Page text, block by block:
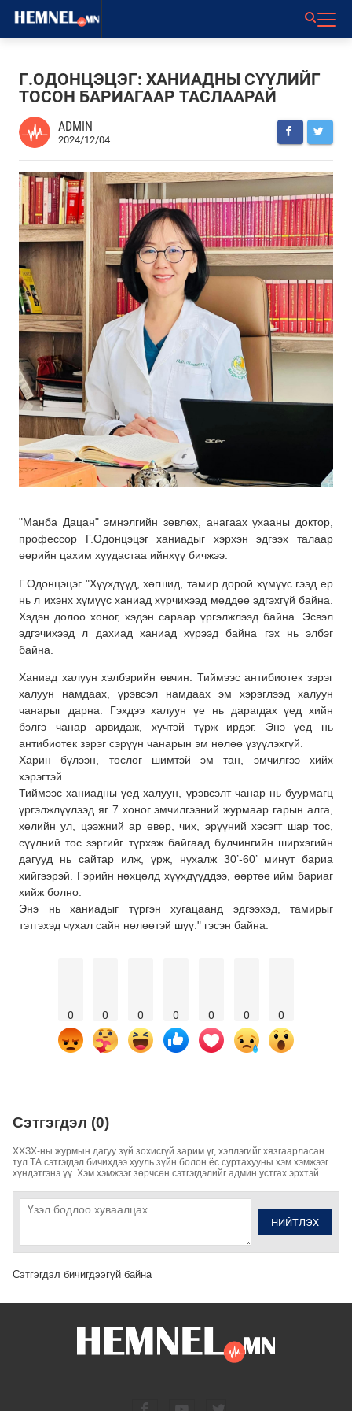
Г.ОДОНЦЭЦЭГ: ХАНИАДНЫ СҮҮЛИЙГ
ТОСОН БАРИАГААР ТАСЛААРАЙ
ADMIN
2024/12/04
"Манба Дацан" эмнэлгийн зөвлөх, анагаах ухааны доктор,
профессор Г.Одонцэцэг ханиадыг хэрхэн эдгээх талаар
өөрийн цахим хуудастаа ийнхүү бичжээ.
Г.Одонцэцэг "Хүүхдүүд, хөгшид, тамир дорой хүмүүс гээд ер
нь л ихэнх хүмүүс ханиад хүрчихээд мөддөө эдгэхгүй байна.
Хэдэн долоо хоног, хэдэн сараар үргэлжлээд байна. Эсвэл
эдгэчихээд л дахиад ханиад хүрээд байна гэх нь элбэг
байна.
Ханиад халуун хэлбэрийн өвчин. Тиймээс антибиотек зэрэг
халуун намдаах, үрэвсэл намдаах эм хэрэглээд халуун
чанарыг дарна. Гэхдээ халуун үе нь дарагдах үед хийн
бэлгэ чанар арвидаж, хүчтэй түрж ирдэг. Энэ үед нь
антибиотек зэрэг сэрүүн чанарын эм нөлөө үзүүлэхгүй.
Харин бүлээн, тослог шимтэй эм тан, эмчилгээ хийх
хэрэгтэй.
Тиймээс ханиадны үед халуун, үрэвсэлт чанар нь буурмагц
үргэлжлүүлээд яг 7 хоног эмчилгээний журмаар гарын алга,
хөлийн ул, цээжний ар өвөр, чих, эрүүний хэсэгт шар тос,
сүүлний тос зэргийг түрхэж байгаад булчингийн ширхэгийн
дагууд нь сайтар илж, үрж, нухалж 30’-60’ минут бариа
хийгээрэй. Гэрийн нөхцөлд хүүхдүүддээ, өөртөө ийм бариаг
хийж болно.
Энэ нь ханиадыг түргэн хугацаанд эдгээхэд, тамирыг
тэтгэхэд чухал сайн нөлөөтэй шүү." гэсэн байна.
0 0 0 0 0 0 0
Сэтгэгдэл (0)
ХХЗХ-ны журмын дагуу зүй зохисгүй зарим үг, хэллэгийг хязгаарласан
тул ТА сэтгэгдэл бичихдээ хууль зүйн болон ёс суртахууны хэм хэмжээг
хүндэтгэнэ үү. Хэм хэмжээг зөрчсөн сэтгэгдэлийг админ устгах эрхтэй.
НИЙТЛЭХ
Сэтгэгдэл бичигдээгүй байна